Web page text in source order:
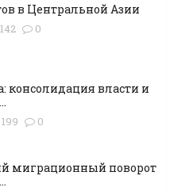
в Центральной Азии
142 0
консолидация власти и
199 0
миграционный поворот